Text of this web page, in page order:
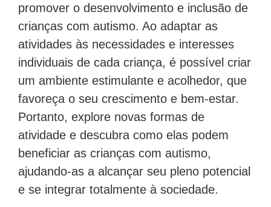
promover o desenvolvimento e inclusão de
crianças com autismo. Ao adaptar as
atividades às necessidades e interesses
individuais de cada criança, é possível criar
um ambiente estimulante e acolhedor, que
favoreça o seu crescimento e bem-estar.
Portanto, explore novas formas de
atividade e descubra como elas podem
beneficiar as crianças com autismo,
ajudando-as a alcançar seu pleno potencial
e se integrar totalmente à sociedade.